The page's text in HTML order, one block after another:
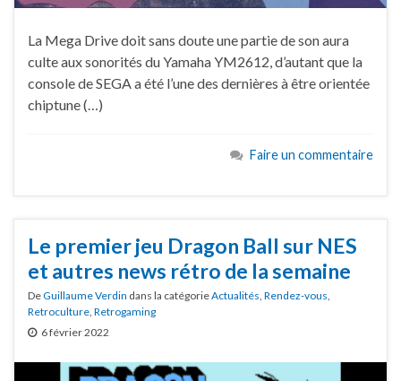
La Mega Drive doit sans doute une partie de son aura
culte aux sonorités du Yamaha YM2612, d’autant que la
console de SEGA a été l’une des dernières à être orientée
chiptune (…)
Faire un commentaire
Le premier jeu Dragon Ball sur NES
et autres news rétro de la semaine
DeGuillaume Verdin dans la catégorieActualités Rendez-vous
Retroculture Retrogaming
6 février 2022